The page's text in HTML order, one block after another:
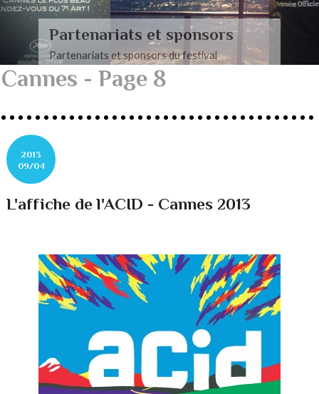
Partenariats et sponsors
Partenariats et sponsors du festival
Cannes - Page 8
2013
09/04
L'affiche de l'ACID - Cannes 2013